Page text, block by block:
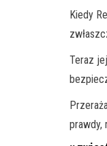
Kiedy
Teraz
prawdy,